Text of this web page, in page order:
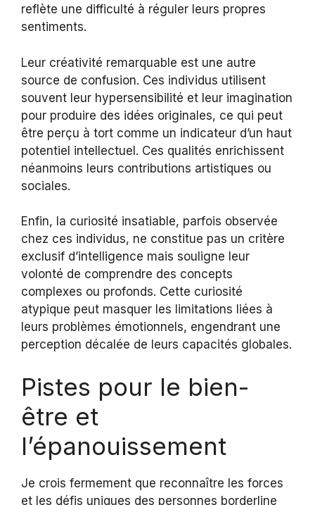
reflète une difficulté à réguler leurs propres
sentiments.
Leur créativité remarquable est une autre
source de confusion. Ces individus utilisent
souvent leur hypersensibilité et leur imagination
pour produire des idées originales, ce qui peut
être perçu à tort comme un indicateur d’un haut
potentiel intellectuel. Ces qualités enrichissent
néanmoins leurs contributions artistiques ou
sociales.
Enfin, la curiosité insatiable, parfois observée
chez ces individus, ne constitue pas un critère
exclusif d’intelligence mais souligne leur
volonté de comprendre des concepts
complexes ou profonds. Cette curiosité
atypique peut masquer les limitations liées à
leurs problèmes émotionnels, engendrant une
perception décalée de leurs capacités globales.
Pistes pour le bien-
être et
l’épanouissement
Je crois fermement que reconnaître les forces
et les défis uniques des personnes borderline